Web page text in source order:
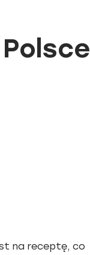
na receptę, co